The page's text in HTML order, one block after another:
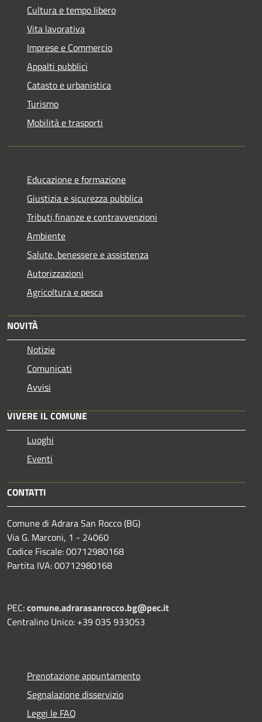
Cultura e tempo libero
Vita lavorativa
Imprese e Commercio
Appalti pubblici
Catasto e urbanistica
Turismo
Mobilità e trasporti
Educazione e formazione
Giustizia e sicurezza pubblica
Tributi,finanze e contravvenzioni
Ambiente
Salute, benessere e assistenza
Autorizzazioni
Agricoltura e pesca
NOVITÀ
Notizie
Comunicati
Avvisi
VIVERE IL COMUNE
Luoghi
Eventi
CONTATTI
Comune di Adrara San Rocco (BG)
Via G. Marconi, 1 - 24060
Codice Fiscale: 00712980168
Partita IVA: 00712980168
PEC:comune.adrarasanrocco.bg@pec.it
Centralino Unico: +39 035 933053
Prenotazione appuntamento
Segnalazione disservizio
Leggi le FAQ